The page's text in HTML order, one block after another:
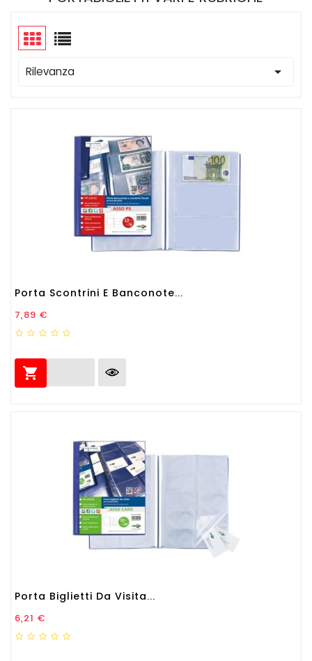
Rilevanza 
Porta Scontrini E Banconote...
Prezzo
7,89 €

Porta Biglietti Da Visita...
Prezzo
6,21 €